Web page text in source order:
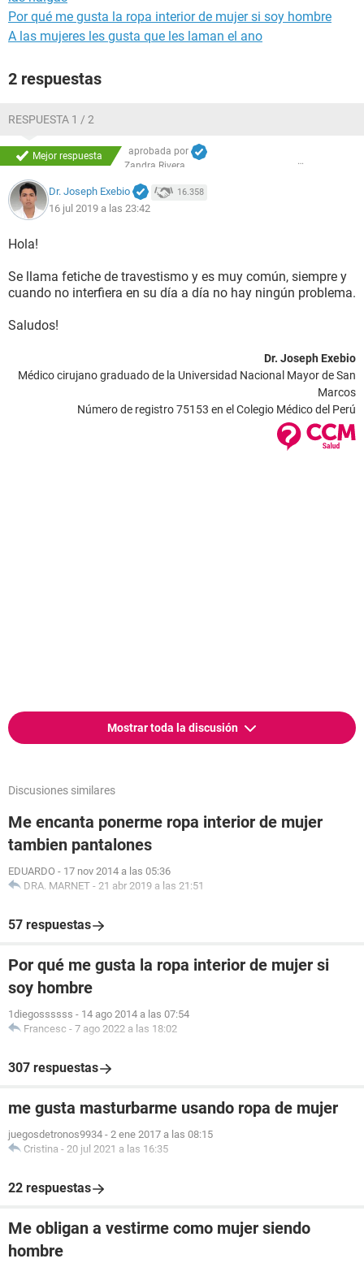
Por qué me gusta la ropa interior de mujer si soy hombre
A las mujeres les gusta que les laman el ano
2 respuestas
RESPUESTA 1 / 2
Mejor respuesta
aprobada por
Zandra Rivera
Dr. Joseph Exebio 16.358
16 jul 2019 a las 23:42
Hola!
Se llama fetiche de travestismo y es muy común, siempre y
cuando no interfiera en su día a día no hay ningún problema.
Saludos!
Dr. Joseph Exebio
Médico cirujano graduado de la Universidad Nacional Mayor de San
Marcos
Número de registro 75153 en el Colegio Médico del Perú
Mostrar toda la discusión
Discusiones similares
Me encanta ponerme ropa interior de mujer
tambien pantalones
EDUARDO - 17 nov 2014 a las 05:36
DRA. MARNET - 21 abr 2019 a las 21:51
57 respuestas
Por qué me gusta la ropa interior de mujer si
soy hombre
1diegossssss - 14 ago 2014 a las 07:54
Francesc - 7 ago 2022 a las 18:02
307 respuestas
me gusta masturbarme usando ropa de mujer
juegosdetronos9934 - 2 ene 2017 a las 08:15
Cristina - 20 jul 2021 a las 16:35
22 respuestas
Me obligan a vestirme como mujer siendo
hombre